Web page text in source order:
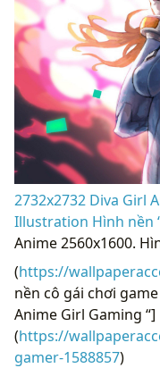
2732x2732 Diva Girl
Illustration Hình nền
Anime 2560x1600.
(https://
nền cô gái chơi
Anime Girl Gaming “]
(https://
gamer-1588857)